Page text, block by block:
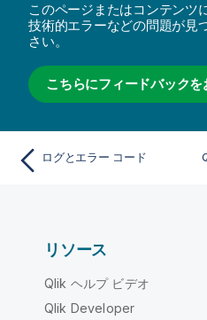
このページまたはコンテンツ
技術的エラーなどの問題が見
さい。
こちらにフィードバック
ログとエラー コード
リソース
Qlik ヘルプ ビデオ
Qlik Developer